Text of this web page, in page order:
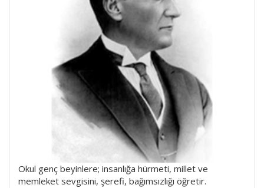
Okul genç beyinlere; insanlığa hürmeti, millet ve
memleket sevgisini, şerefi, bağımsızlığı öğretir.